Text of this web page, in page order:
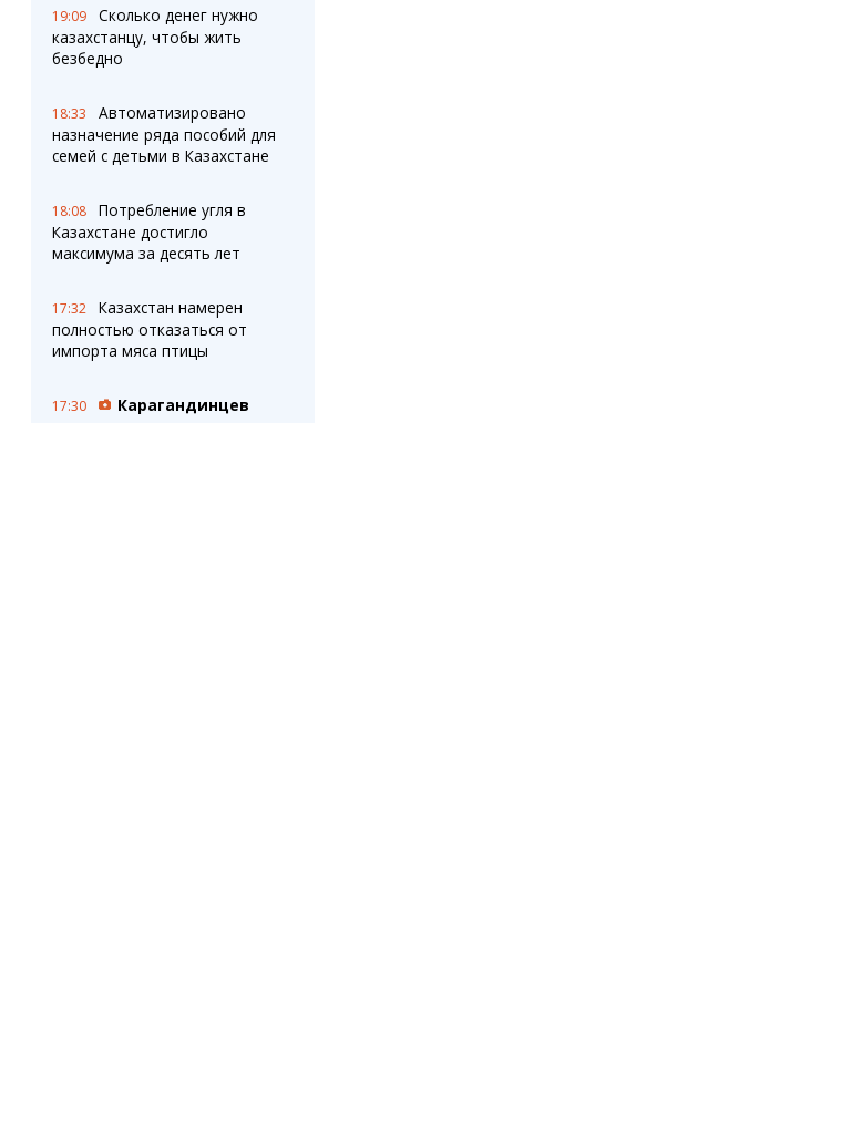
19:09
Сколько денег нужно
казахстанцу, чтобы жить
безбедно
18:33
Автоматизировано
назначение ряда пособий для
семей с детьми в Казахстане
18:08
Потребление угля в
Казахстане достигло
максимума за десять лет
17:32
Казахстан намерен
полностью отказаться от
импорта мяса птицы
17:30
Карагандинцев